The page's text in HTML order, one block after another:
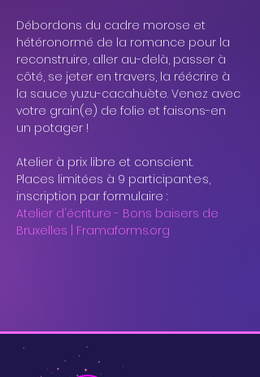
Débordons du cadre morose et
hétéronormé de la romance pour la
reconstruire, aller au-delà, passer à
côté, se jeter en travers, la réécrire à
la sauce yuzu-cacahuète. Venez avec
votre grain(e) de folie et faisons-en
un potager !
Atelier à prix libre et conscient.
Places limitées à 9 participant·e·s,
inscription par formulaire :
Atelier d'écriture - Bons baisers de
Bruxelles | Framaforms.org